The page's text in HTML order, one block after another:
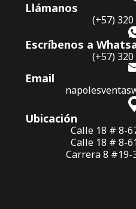
Llámanos
(+57)
Escríbenos a
(+57)
Email
Ubicación
Calle 18 # 8-
Calle 18 # 8-
Carrera 8 #19-